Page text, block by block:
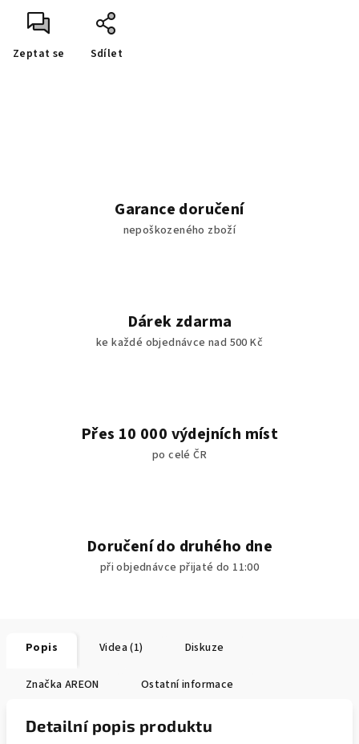
Zeptat se Sdílet
Garance doručení
nepoškozeného zboží
Dárek zdarma
ke každé objednávce nad 500 Kč
Přes 10 000 výdejních míst
po celé ČR
Doručení do druhého dne
při objednávce přijaté do 11:00
Popis Videa (1) Diskuze
Značka AREON Ostatní informace
Detailní popis produktu